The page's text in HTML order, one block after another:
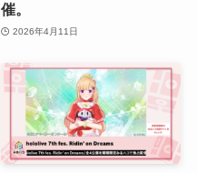
催。
2026年4月11日